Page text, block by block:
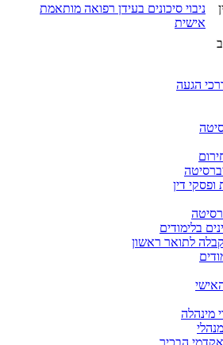
ניבוי סיכונים בעידן רפואה מותאמת
אישית
הגעה
דין
בלימודים
קבלה לתואר ראשון
מינהלה
הבכיר